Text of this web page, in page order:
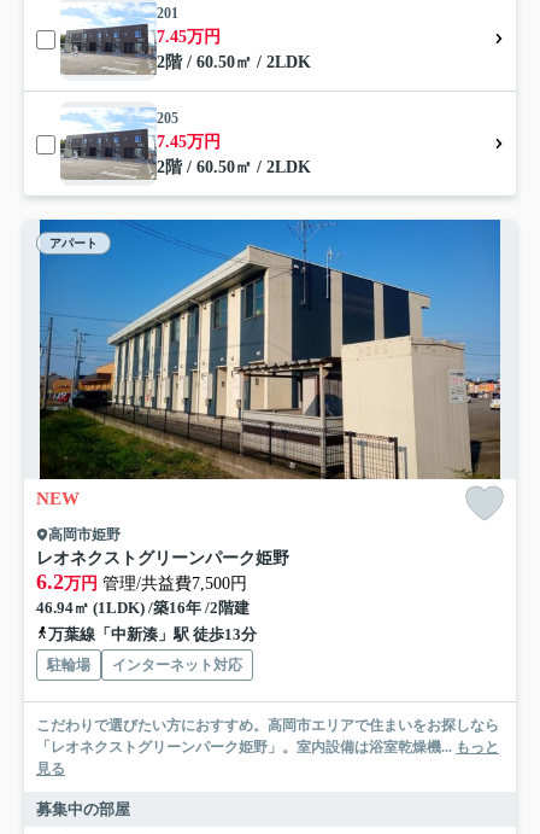
201
7.45万円
2階 / 60.50㎡ / 2LDK
205
7.45万円
2階 / 60.50㎡ / 2LDK
アパート
NEW
高岡市姫野
レオネクストグリーンパーク姫野
6.2万円 管理/共益費7,500円
46.94㎡ (1LDK) /築16年 /2階建
万葉線「中新湊」駅 徒歩13分
駐輪場 インターネット対応
こだわりで選びたい方におすすめ。高岡市エリアで住まいをお探しなら
「レオネクストグリーンパーク姫野」。室内設備は浴室乾燥機... もっと
見る
募集中の部屋